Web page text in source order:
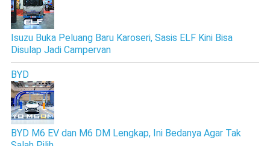
Isuzu Buka Peluang Baru Karoseri, Sasis ELF Kini Bisa
Disulap Jadi Campervan
BYD
BYD M6 EV dan M6 DM Lengkap, Ini Bedanya Agar Tak